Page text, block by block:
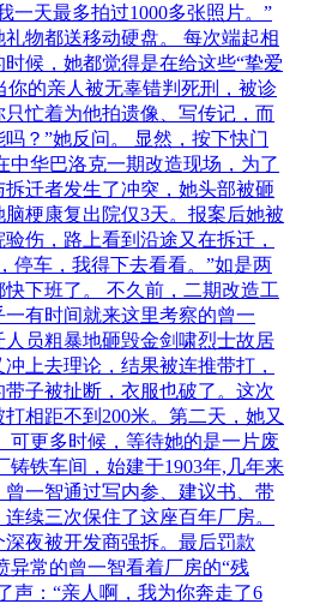
一天最多拍过1000多张照片。”
物都送移动硬盘。 每次端起相
候，她都觉得是在给这些“挚爱
你的亲人被无辜错判死刑，被诊
只忙着为他拍遗像、写传记，而
？”她反问。 显然，按下快门
中华巴洛克一期改造现场，为了
迁者发生了冲突，她头部被砸
梗康复出院仅3天。报案后她被
伤，路上看到沿途又在拆迁，
停车，我得下去看看。”如是两
下班了。 不久前，二期改造工
有时间就来这里考察的曾一
人员粗暴地砸毁金剑啸烈士故居
上去理论，结果被连推带打，
子被扯断，衣服也破了。这次
相距不到200米。第二天，她又
可更多时候，等待她的是一片废
铸铁车间，始建于1903年,几年来
曾一智通过写内参、建议书、带
续三次保住了这座百年厂房。
夜被开发商强拆。最后罚款
异常的曾一智看着厂房的“残
声：“亲人啊，我为你奔走了6